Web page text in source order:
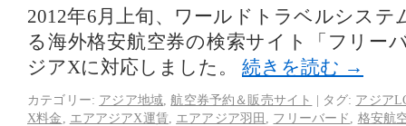
2012年6月上旬、ワールドトラベルシステ
る海外格安航空券の検索サイト「フリー
ジアXに対応しました。 続きを読む →
カテゴリー: アジア地域 ,航空券予約＆販売サイト | タグ: アジア
X料金
エアアジアX運賃 エアアジア羽田 フリーバード 格安航